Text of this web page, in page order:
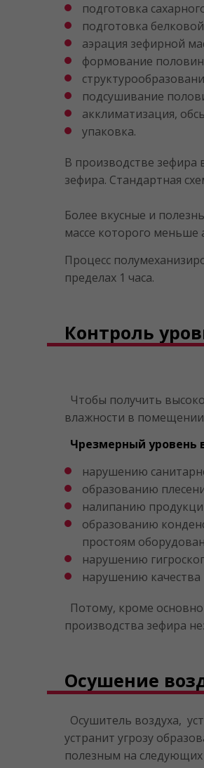
подготовка
подготовка
аэрация зефирной
формование
подсушивание
акклиматизация,
упаковка.
В производстве
зефира. Стандартная
Более вкусные и
массе которого меньше
Процесс
пределах 1 часа.
Контроль
Чтобы получить
влажности в
Чрезмерный уровень
нарушению
образованию
налипанию
образованию
простоям
нарушению
нарушению
Потому, кроме
производства зефира
Осушение
Осушитель воздуха,
устранит угрозу
полезным на следующих